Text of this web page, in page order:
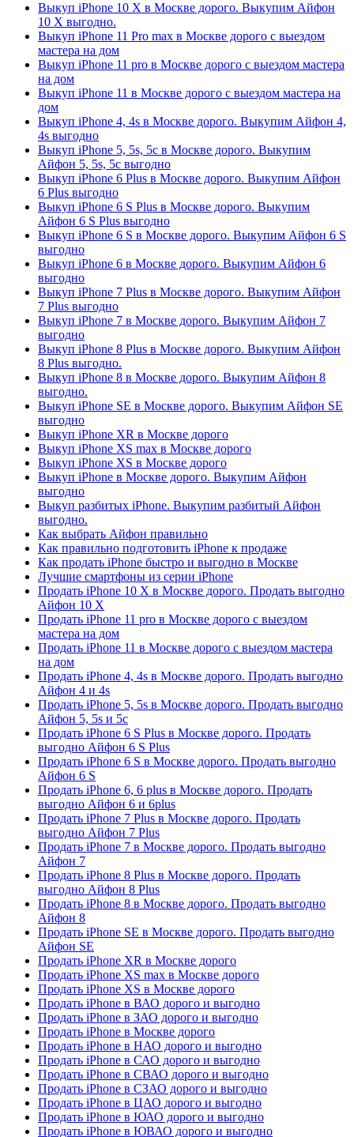
Выкуп iPhone 10 Х в Москве дорого. Выкупим Айфон
10 Х выгодно.
Выкуп iPhone 11 Pro max в Москве дорого с выездом
мастера на дом
Выкуп iPhone 11 pro в Москве дорого с выездом мастера
на дом
Выкуп iPhone 11 в Москве дорого с выездом мастера на
дом
Выкуп iPhone 4, 4s в Москве дорого. Выкупим Айфон 4,
4s выгодно
Выкуп iPhone 5, 5s, 5c в Москве дорого. Выкупим
Айфон 5, 5s, 5c выгодно
Выкуп iPhone 6 Plus в Москве дорого. Выкупим Айфон
6 Plus выгодно
Выкуп iPhone 6 S Plus в Москве дорого. Выкупим
Айфон 6 S Plus выгодно
Выкуп iPhone 6 S в Москве дорого. Выкупим Айфон 6 S
выгодно
Выкуп iPhone 6 в Москве дорого. Выкупим Айфон 6
выгодно
Выкуп iPhone 7 Plus в Москве дорого. Выкупим Айфон
7 Plus выгодно
Выкуп iPhone 7 в Москве дорого. Выкупим Айфон 7
выгодно
Выкуп iPhone 8 Plus в Москве дорого. Выкупим Айфон
8 Plus выгодно.
Выкуп iPhone 8 в Москве дорого. Выкупим Айфон 8
выгодно.
Выкуп iPhone SE в Москве дорого. Выкупим Айфон SE
выгодно
Выкуп iPhone XR в Москве дорого
Выкуп iPhone XS max в Москве дорого
Выкуп iPhone XS в Москве дорого
Выкуп iPhone в Москве дорого. Выкупим Айфон
выгодно
Выкуп разбитых iPhone. Выкупим разбитый Айфон
выгодно.
Как выбрать Айфон правильно
Как правильно подготовить iPhone к продаже
Как продать iPhone быстро и выгодно в Москве
Лучшие смартфоны из серии iPhone
Продать iPhone 10 X в Москве дорого. Продать выгодно
Айфон 10 X
Продать iPhone 11 pro в Москве дорого с выездом
мастера на дом
Продать iPhone 11 в Москве дорого с выездом мастера
на дом
Продать iPhone 4, 4s в Москве дорого. Продать выгодно
Айфон 4 и 4s
Продать iPhone 5, 5s в Москве дорого. Продать выгодно
Айфон 5, 5s и 5c
Продать iPhone 6 S Plus в Москве дорого. Продать
выгодно Айфон 6 S Plus
Продать iPhone 6 S в Москве дорого. Продать выгодно
Айфон 6 S
Продать iPhone 6, 6 plus в Москве дорого. Продать
выгодно Айфон 6 и 6plus
Продать iPhone 7 Plus в Москве дорого. Продать
выгодно Айфон 7 Plus
Продать iPhone 7 в Москве дорого. Продать выгодно
Айфон 7
Продать iPhone 8 Plus в Москве дорого. Продать
выгодно Айфон 8 Plus
Продать iPhone 8 в Москве дорого. Продать выгодно
Айфон 8
Продать iPhone SE в Москве дорого. Продать выгодно
Айфон SE
Продать iPhone XR в Москве дорого
Продать iPhone XS max в Москве дорого
Продать iPhone XS в Москве дорого
Продать iPhone в ВАО дорого и выгодно
Продать iPhone в ЗАО дорого и выгодно
Продать iPhone в Москве дорого
Продать iPhone в НАО дорого и выгодно
Продать iPhone в САО дорого и выгодно
Продать iPhone в СВАО дорого и выгодно
Продать iPhone в СЗАО дорого и выгодно
Продать iPhone в ЦАО дорого и выгодно
Продать iPhone в ЮАО дорого и выгодно
Продать iPhone в ЮВАО дорого и выгодно